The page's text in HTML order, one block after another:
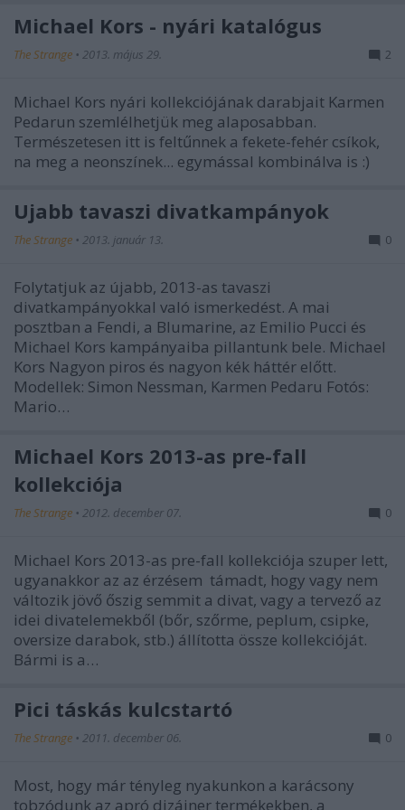
Michael Kors - nyári katalógus
The Strange • 2013. május 29. 2
Michael Kors nyári kollekciójának darabjait Karmen
Pedarun szemlélhetjük meg alaposabban.
Természetesen itt is feltűnnek a fekete-fehér csíkok,
na meg a neonszínek... egymással kombinálva is :)
Újabb tavaszi divatkampányok
The Strange • 2013. január 13. 0
Folytatjuk az újabb, 2013-as tavaszi
divatkampányokkal való ismerkedést. A mai
posztban a Fendi, a Blumarine, az Emilio Pucci és
Michael Kors kampányaiba pillantunk bele. Michael
Kors Nagyon piros és nagyon kék háttér előtt.
Modellek: Simon Nessman, Karmen Pedaru Fotós:
Mario…
Michael Kors 2013-as pre-fall
kollekciója
The Strange • 2012. december 07. 0
Michael Kors 2013-as pre-fall kollekciója szuper lett,
ugyanakkor az az érzésem támadt, hogy vagy nem
változik jövő őszig semmit a divat, vagy a tervező az
idei divatelemekből (bőr, szőrme, peplum, csipke,
oversize darabok, stb.) állította össze kollekcióját.
Bármi is a…
Pici táskás kulcstartó
The Strange • 2011. december 06. 0
Most, hogy már tényleg nyakunkon a karácsony
tobzódunk az apró dizájner termékekben, a